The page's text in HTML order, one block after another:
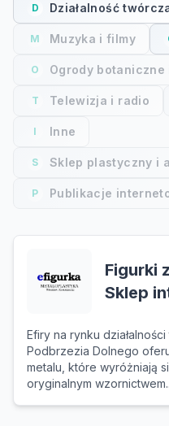
D Działalność
M Muzyka i filmy
O Ogrody
T Telewizja i radio
I Inne
S Sklep plastyczny i
P Publikacje
Figurki
Sklep
Efiry na rynku
Podbrzezia Dolnego
metalu, które wyróżniają
oryginalnym